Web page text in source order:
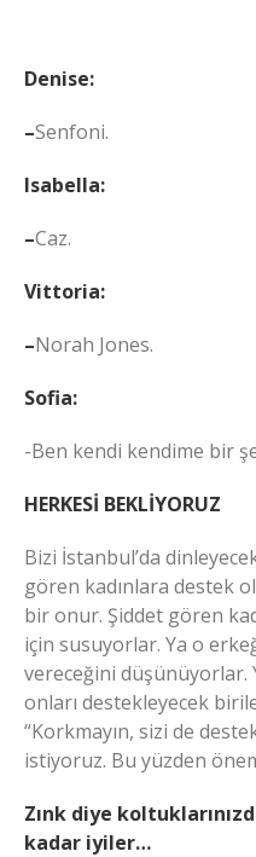
Denise:
–Senfoni.
Isabella:
–Caz.
Vittoria:
–Norah Jones.
Sofia:
-Ben kendi kendime bir
HERKESİ BEKLİYORUZ
Bizi İstanbul’da
gören kadınlara destek
bir onur. Şiddet gören
için susuyorlar. Ya o
vereceğini düşünüyorlar.
onları destekleyecek
“Korkmayın, sizi de
istiyoruz. Bu yüzden
Zınk diye
kadar iyiler…